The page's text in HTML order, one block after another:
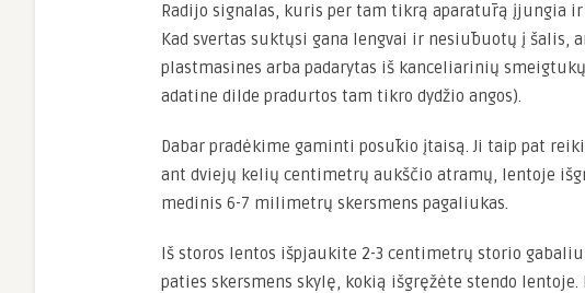
Radijo signalas, kuris per tam tikrą aparatūrą įjungia
Kad svertas suktųsi gana lengvai ir nesiūbuotų į šalis,
plastmasines arba padarytas iš kanceliarinių
adatine dilde pradurtos tam tikro dydžio angos).
Dabar pradėkime gaminti posūkio įtaisą. Ji taip pat
ant dviejų kelių centimetrų aukščio atramų, lentoje
medinis 6-7 milimetrų skersmens pagaliukas.
Iš storos lentos išpjaukite 2-3 centimetrų storio
paties skersmens skylę, kokią išgręžėte stendo